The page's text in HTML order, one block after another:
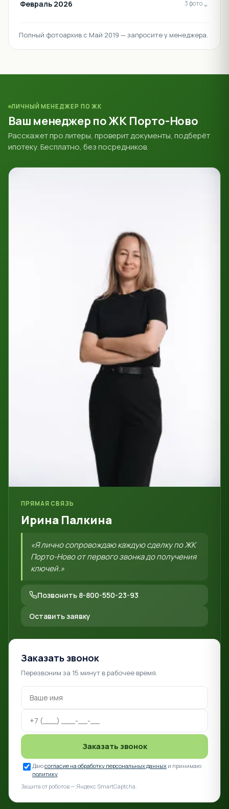
Февраль 2026 3 фото⌄
Полный фотоархив с Май 2019 — запросите у менеджера.
ЛИЧНЫЙ МЕНЕДЖЕР ПО ЖК
Ваш менеджер по ЖК Порто-Ново
Расскажет про литеры, проверит документы, подберёт
ипотеку. Бесплатно, без посредников.
ПРЯМАЯ СВЯЗЬ
Ирина Палкина
«Я лично сопровождаю каждую сделку по ЖК
Порто-Ново от первого звонка до получения
ключей.»
Позвонить 8-800-550-23-93
Оставить заявку
Заказать звонок
Перезвоним за 15 минут в рабочее время.
Заказать звонок
Даюсогласие на обработку персональных данных и принимаю
политику
Защита от роботов — Яндекс SmartCaptcha.